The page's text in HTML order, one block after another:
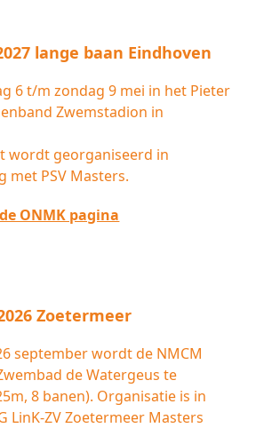
lange baan Eindhoven
6 t/m zondag 9 mei in het Pieter
Zwemstadion in
wordt georganiseerd in
met PSV Masters.
ONMK pagina
Zoetermeer
september wordt de NMCM
de Watergeus te
8 banen). Organisatie is in
LinK-ZV Zoetermeer Masters